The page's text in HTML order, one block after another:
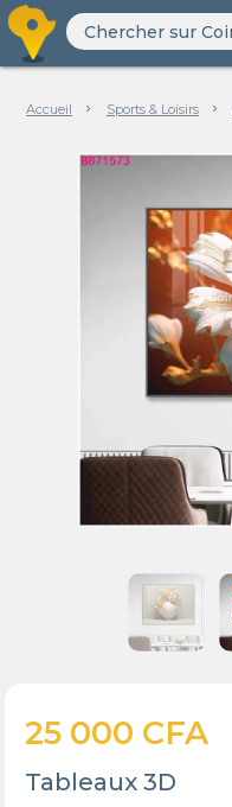
Accueil Sports & Loisirs
25 000 CFA
Tableaux 3D